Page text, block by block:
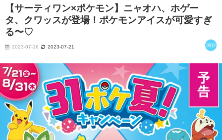
【サーティワン×ポケモン】ニャオハ、ホゲー
タ、クワッスが登場！ポケモンアイスが可愛すぎ
る〜♡
2023-07-16 2023-07-21